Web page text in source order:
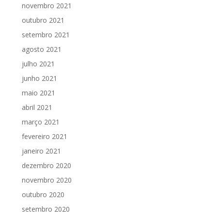
novembro 2021
outubro 2021
setembro 2021
agosto 2021
julho 2021
junho 2021
maio 2021
abril 2021
março 2021
fevereiro 2021
janeiro 2021
dezembro 2020
novembro 2020
outubro 2020
setembro 2020